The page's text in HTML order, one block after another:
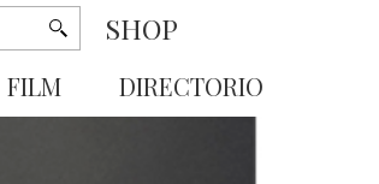
SHOP
FILM DIRECTORIO